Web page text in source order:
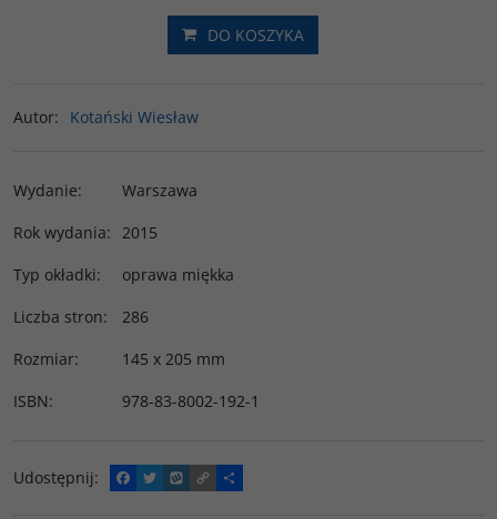
DO KOSZYKA
Autor: Kotański Wiesław
Wydanie:
Warszawa
Rok wydania: 2015
Typ okładki:
oprawa miękka
Liczba stron:
286
Rozmiar:
145 x 205 mm
ISBN: 978-83-8002-192-1
Udostępnij:
F
a
T
w
W
y
C
o
P
o